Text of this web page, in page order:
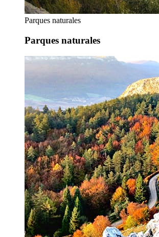
Parques naturales
Parques naturales